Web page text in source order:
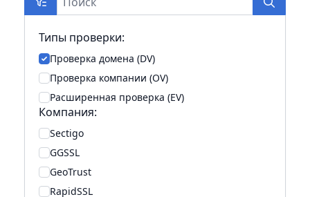
Типы проверки:
Проверка домена (DV)
Проверка компании (OV)
Расширенная проверка (EV)
Компания:
Sectigo
GGSSL
GeoTrust
RapidSSL